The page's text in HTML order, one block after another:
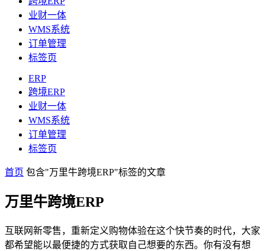
业财一体
WMS系统
订单管理
标签页
ERP
跨境ERP
业财一体
WMS系统
订单管理
标签页
首页 包含"万里牛跨境ERP"标签的文章
万里牛跨境ERP
互联网新零售，重新定义购物体验在这个快节奏的时代，大家
都希望能以最便捷的方式获取自己想要的东西。你有没有想